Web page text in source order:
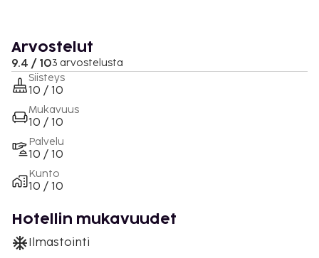
Arvostelut
9.4 / 103 arvostelusta
Siisteys
10 / 10
Mukavuus
10 / 10
Palvelu
10 / 10
Kunto
10 / 10
Hotellin mukavuudet
Ilmastointi